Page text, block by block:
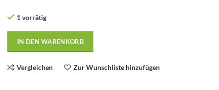
1 vorrätig
IN DEN WARENKORB
Vergleichen Zur Wunschliste hinzufügen